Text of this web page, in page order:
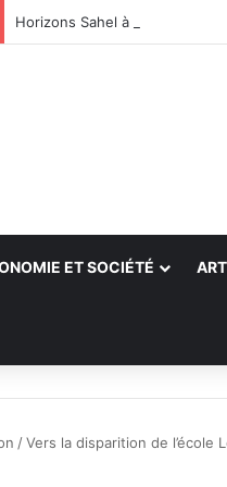
Horizons Sahel à l’heure du bilan
ET SOCIÉTÉ
/Vers la disparition de l’école